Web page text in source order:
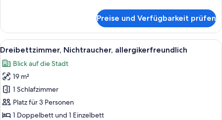
Doppelzimmer,
Nichtraucher,
allergikerfreundlich
Preise und Verfügbarkeit prüfen
Alle
Fotos
für
Dreibettzimmer,
Nichtraucher,
allergikerfreundlich
anzeigen
Ein Hotelzimmer mit einem großen
4
Dreibettzimmer, Nichtraucher, allergikerfreundlich
Blick auf die Stadt
19 m²
1 Schlafzimmer
Platz für 3 Personen
1 Doppelbett und 1 Einzelbett